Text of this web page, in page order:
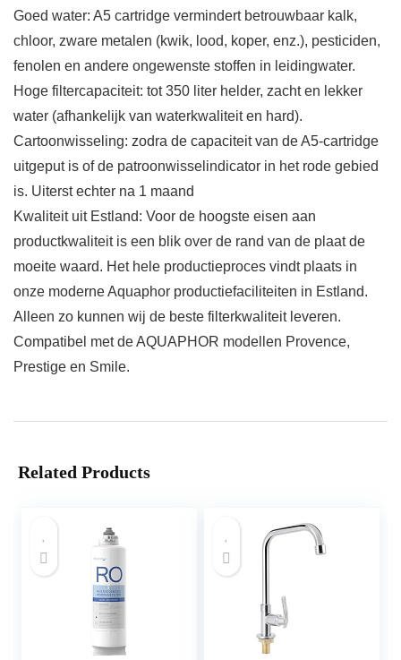
Goed water: A5 cartridge vermindert betrouwbaar kalk,
chloor, zware metalen (kwik, lood, koper, enz.), pesticiden,
fenolen en andere ongewenste stoffen in leidingwater.
Hoge filtercapaciteit: tot 350 liter helder, zacht en lekker
water (afhankelijk van waterkwaliteit en hard).
Cartoonwisseling: zodra de capaciteit van de A5-cartridge
uitgeput is of de patroonwisselindicator in het rode gebied
is. Uiterst echter na 1 maand
Kwaliteit uit Estland: Voor de hoogste eisen aan
productkwaliteit is een blik over de rand van de plaat de
moeite waard. Het hele productieproces vindt plaats in
onze moderne Aquaphor productiefaciliteiten in Estland.
Alleen zo kunnen wij de beste filterkwaliteit leveren.
Compatibel met de AQUAPHOR modellen Provence,
Prestige en Smile.
Related Products